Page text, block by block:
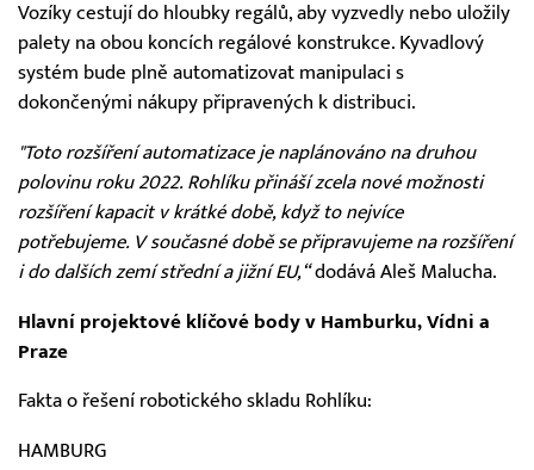
Vozíky cestují do hloubky regálů, aby vyzvedly nebo uložily
palety na obou koncích regálové konstrukce. Kyvadlový
systém bude plně automatizovat manipulaci s
dokončenými nákupy připravených k distribuci.
"Toto rozšíření automatizace je naplánováno na druhou
polovinu roku 2022. Rohlíku přináší zcela nové možnosti
rozšíření kapacit v krátké době, když to nejvíce
potřebujeme. V současné době se připravujeme na rozšíření
i do dalších zemí střední a jižní EU,“dodává Aleš Malucha.
Hlavní projektové klíčové body v Hamburku, Vídni a
Praze
Fakta o řešení robotického skladu Rohlíku:
HAMBURG